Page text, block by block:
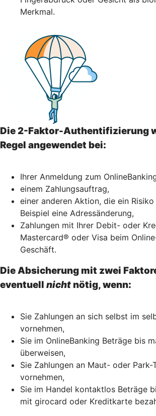
Merkmal.
Die 2-Faktor-Authentifizierung
Regel angewendet bei:
Ihrer Anmeldung zum
einem Zahlungsauftrag,
einer anderen Aktion, die ein
Beispiel eine Adressänderung,
Zahlungen mit Ihrer Debit- oder
Mastercard® oder Visa beim
Geschäft.
Die Absicherung mit zwei
eventuell nicht nötig, wenn:
Sie Zahlungen an sich selbst im
vornehmen,
Sie im OnlineBanking Beträge bis
überweisen,
Sie Zahlungen an Maut- oder Park-
vornehmen,
Sie im Handel kontaktlos Beträge
mit girocard oder Kreditkarte